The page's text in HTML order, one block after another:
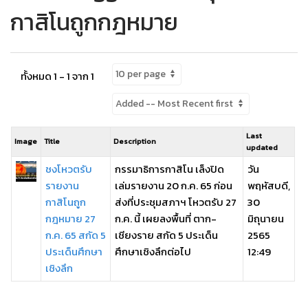
กาสิโนถูกกฎหมาย
ทั้งหมด 1 - 1 จาก 1
Image Title Description
Last
updated
ชงโหวตรับ
รายงาน
กาสิโนถูก
กฎหมาย 27
ก.ค. 65 สกัด 5
ประเด็นศึกษา
เชิงลึก
กรรมาธิการกาสิโน เล็งปิด
เล่มรายงาน 20 ก.ค. 65 ก่อน
ส่งที่ประชุมสภาฯ โหวตรับ 27
ก.ค. นี้ เผยลงพื้นที่ ตาก-
เชียงราย สกัด 5 ประเด็น
ศึกษาเชิงลึกต่อไป
วัน
พฤหัสบดี,
30
มิถุนายน
2565
12:49